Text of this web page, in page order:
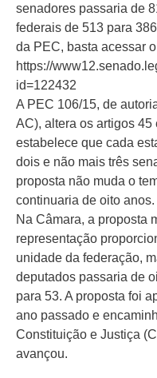
senadores passaria de
federais de 513 para
da PEC, basta acessar
https://
id=122432
A PEC 106/15, de
AC), altera os artigos
estabelece que cada
dois e não mais três
proposta não muda o
continuaria de oito anos.
Na Câmara, a proposta
representação
unidade da federação,
deputados passaria de
para 53. A proposta foi
ano passado e
Constituição e Justiça
avançou.